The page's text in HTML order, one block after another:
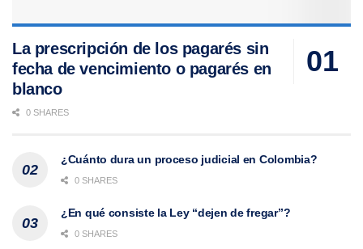
La prescripción de los pagarés sin
fecha de vencimiento o pagarés en
blanco
0 SHARES
¿Cuánto dura un proceso judicial en Colombia?
0 SHARES
¿En qué consiste la Ley “dejen de fregar”?
0 SHARES